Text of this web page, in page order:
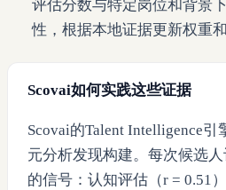
评估分数与特定岗位和背景
性，根据本地证据更新权重和
Scovai如何实践这些证据
Scovai的Talent Intelligence
元分析发现构建。每次候选
的信号：认知评估（r = 0.51